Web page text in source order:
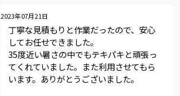
2023年07月21日
丁寧な見積もりと作業だったので、安心
してお任せできました。
35度近い暑さの中でもテキパキと頑張っ
てくれていました。また利用させてもら
います。ありがとうございました。